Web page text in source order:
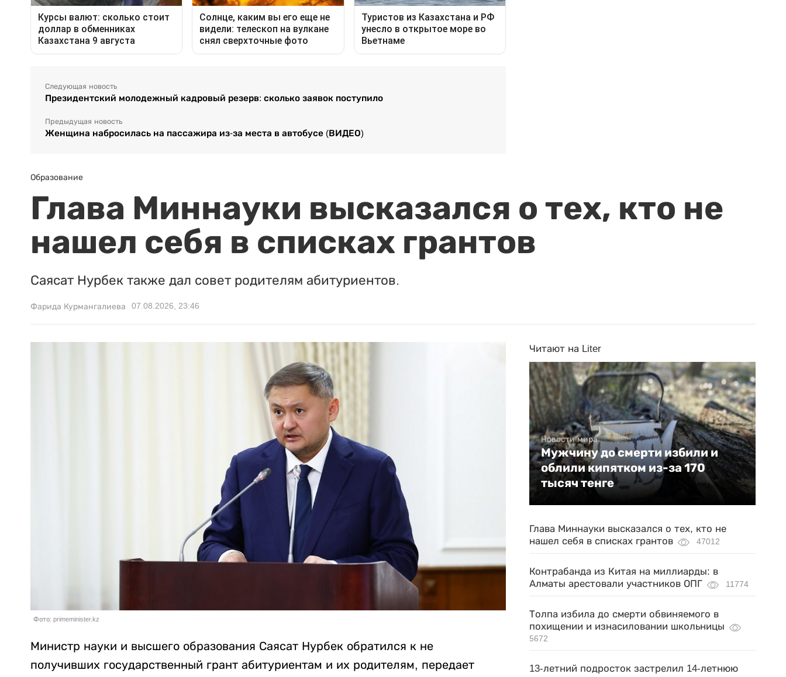
Следующая новость
Президентский молодежный кадровый резерв: сколько заявок поступило
Предыдущая новость
Женщина набросилась на пассажира из-за места в автобусе (ВИДЕО)
Образование
Глава Миннауки высказался о тех, кто не
нашел себя в списках грантов
Саясат Нурбек также дал совет родителям абитуриентов.
Фарида Курмангалиева 07.08.2026, 23:46
Фото: primeminister.kz
Министр науки и высшего образования Саясат Нурбек обратился к не
получивших государственный грант абитуриентам и их родителям, передает
Читают на Liter
Новости мира
Мужчину до смерти избили и
облили кипятком из-за 170
тысяч тенге
Глава Миннауки высказался о тех, кто не
нашел себя в списках грантов
47012
Контрабанда из Китая на миллиарды: в
Алматы арестовали участников ОПГ
11774
Толпа избила до смерти обвиняемого в
похищении и изнасиловании школьницы
5672
13-летний подросток застрелил 14-летнюю